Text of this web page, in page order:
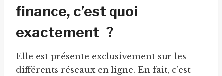
finance, c’est quoi
exactement ?
Elle est présente exclusivement sur les
différents réseaux en ligne. En fait, c’est